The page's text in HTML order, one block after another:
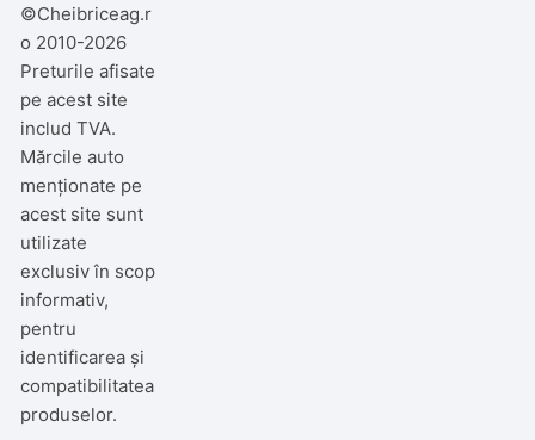
©Cheibriceag.r
o 2010-2026
Preturile afisate
pe acest site
includ TVA.
Mărcile auto
menționate pe
acest site sunt
utilizate
exclusiv în scop
informativ,
pentru
identificarea și
compatibilitatea
produselor.